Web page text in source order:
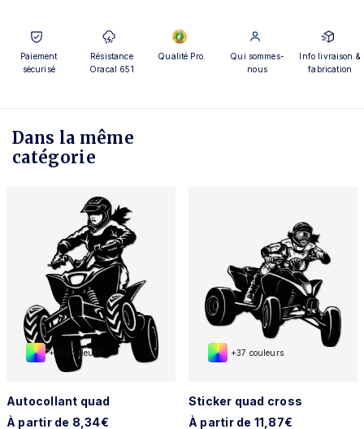
Paiement
sécurisé
Résistance
Oracal 651
Qualité Pro.
Qui sommes-
nous
Info livraison &
fabrication
Dans la même
catégorie
+37 couleurs
Autocollant quad
À partir de 8,34€
+37 couleurs
Sticker quad cross
À partir de 11,87€